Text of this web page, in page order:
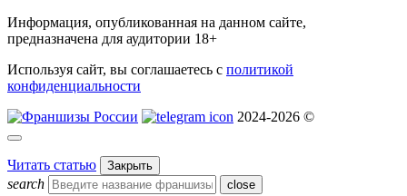
Информация, опубликованная на данном сайте,
предназначена для аудитории 18+
Используя сайт, вы соглашаетесь с политикой
конфиденциальности
2024-2026 ©
Читать статью Закрыть
search close